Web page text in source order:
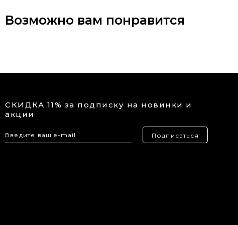
Возможно вам понравится
СКИДКА 11% за подписку на новинки и
акции
Подписаться